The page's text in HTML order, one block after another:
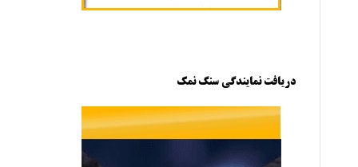
دریافت نمایندگی سنگ نمک